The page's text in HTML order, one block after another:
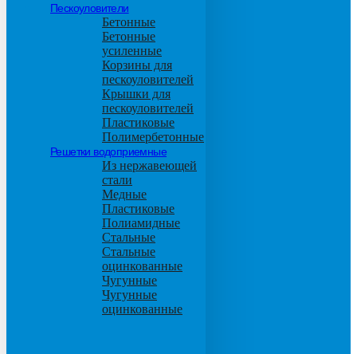
Пескоуловители
Бетонные
Бетонные
усиленные
Корзины для
пескоуловителей
Крышки для
пескоуловителей
Пластиковые
Полимербетонные
Решетки водоприемные
Из нержавеющей
стали
Медные
Пластиковые
Полиамидные
Стальные
Стальные
оцинкованные
Чугунные
Чугунные
оцинкованные